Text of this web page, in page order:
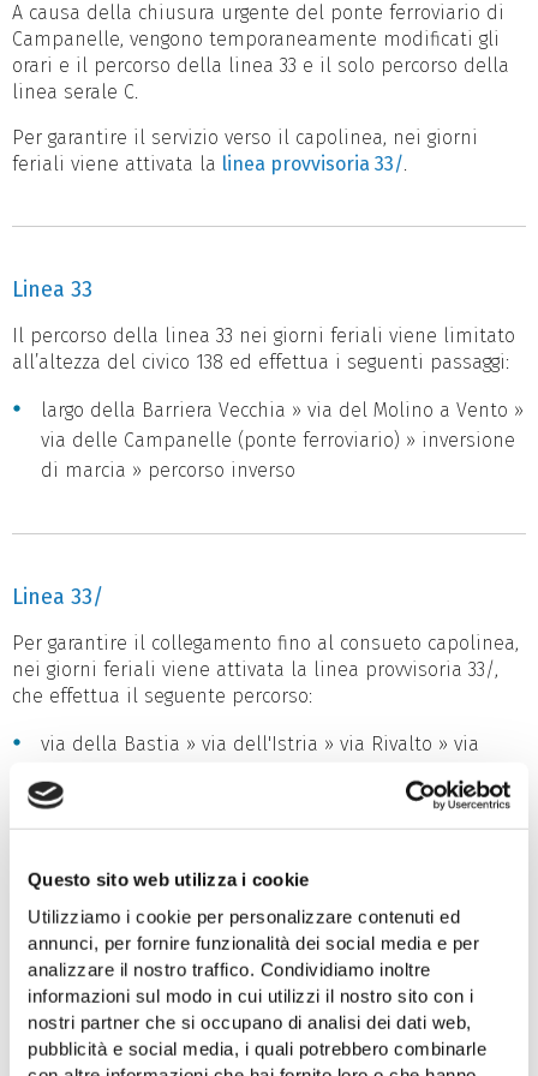
Questo sito web utilizza i cookie
Utilizziamo i cookie per personalizzare contenuti ed
annunci, per fornire funzionalità dei social media e per
analizzare il nostro traffico. Condividiamo inoltre
informazioni sul modo in cui utilizzi il nostro sito con i
nostri partner che si occupano di analisi dei dati web,
pubblicità e social media, i quali potrebbero combinarle
A causa della chiusura urgente del ponte ferroviario di
Campanelle, vengono temporaneamente modificati gli
orari e il percorso della linea 33 e il solo percorso della
linea serale C.
Per garantire il servizio verso il capolinea, nei giorni
feriali viene attivata la linea provvisoria 33/.
Linea 33
Il percorso della linea 33 nei giorni feriali viene limitato
all’altezza del civico 138 ed effettua i seguenti passaggi:
largo della Barriera Vecchia » via del Molino a Vento »
via delle Campanelle (ponte ferroviario) » inversione
di marcia » percorso inverso
Linea 33/
Per garantire il collegamento fino al consueto capolinea,
nei giorni feriali viene attivata la linea provvisoria 33/,
che effettua il seguente percorso:
via della Bastia » via dell'Istria » via Rivalto » via
Molino a Vento » largo Pestalozzi » strada di Fiume »
via Brigata Casale » via delle Campanelle (campo
sportivo) » inversione di marcia » percorso inverso
Dal lunedì al venerdì, alcune corse della linea 33/
vengono prolungate verso l’Istituto professionale Luigi
Galvani e in largo della Barriera Vecchia.
Domenica e giorni festivi